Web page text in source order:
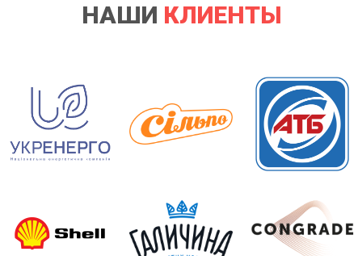
НАШИ КЛИЕНТЫ